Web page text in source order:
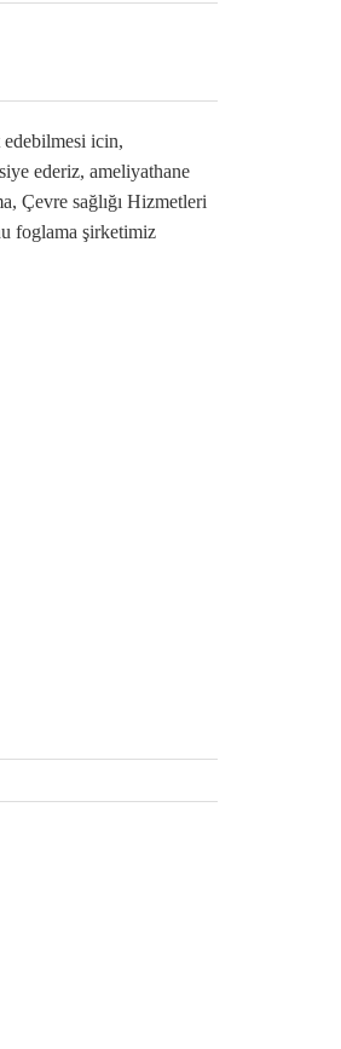
edebilmesi icin,
ederiz, ameliyathane
Çevre sağlığı Hizmetleri
foglama şirketimiz